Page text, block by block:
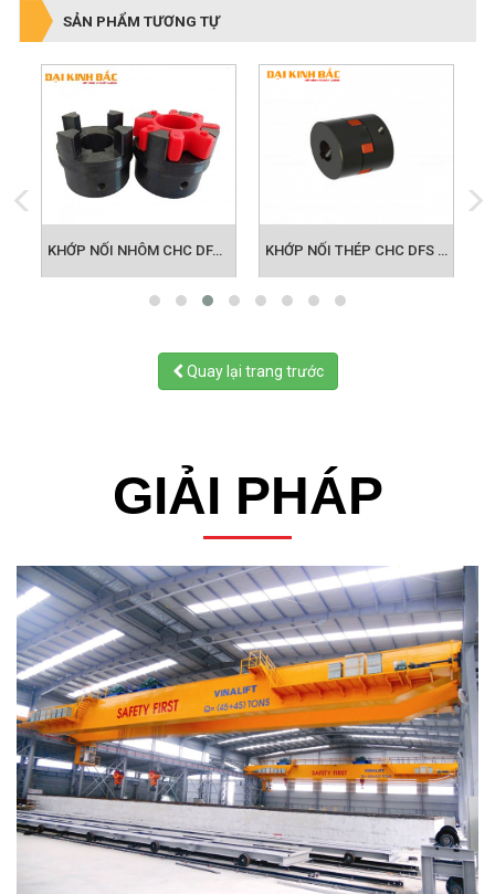
KHỚP NỐI NHÔM CHC DFA 38 KHỚP NỐI THÉP CHC DFS 19
GIẢI PHÁP